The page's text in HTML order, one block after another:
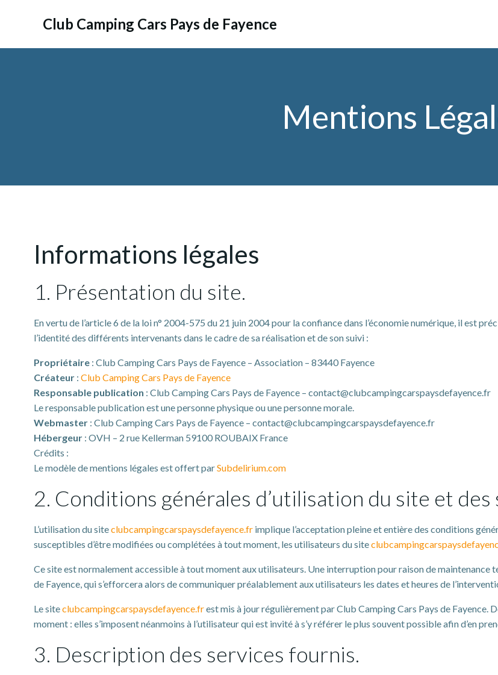
Club Camping Cars Pays de Fayence
Mentions
Informations légales
1. Présentation du site.
En vertu de l’article 6 de la loi n° 2004-575 du 21 juin 2004 pour la confiance dans l’économie numérique, il est
l’identité des différents intervenants dans le cadre de sa réalisation et de son suivi :
Propriétaire : Club Camping Cars Pays de Fayence – Association – 83440 Fayence
Créateur : Club Camping Cars Pays de Fayence
Responsable publication : Club Camping Cars Pays de Fayence – contact@clubcampingcarspaysdefayence.fr
Le responsable publication est une personne physique ou une personne morale.
Webmaster : Club Camping Cars Pays de Fayence – contact@clubcampingcarspaysdefayence.fr
Hébergeur : OVH – 2 rue Kellerman 59100 ROUBAIX France
Crédits :
Le modèle de mentions légales est offert parSubdelirium.com
2. Conditions générales d’utilisation du site et
L’utilisation du siteclubcampingcarspaysdefayence.fr implique l’acceptation pleine et entière des conditions
susceptibles d’être modifiées ou complétées à tout moment, les utilisateurs du site
Ce site est normalement accessible à tout moment aux utilisateurs. Une interruption pour raison de
de Fayence, qui s’efforcera alors de communiquer préalablement aux utilisateurs les dates et heures de
Le siteclubcampingcarspaysdefayence.frest mis à jour régulièrement par Club Camping Cars Pays de Fayence.
moment : elles s’imposent néanmoins à l’utilisateur qui est invité à s’y référer le plus souvent possible afin d’en
3. Description des services fournis.